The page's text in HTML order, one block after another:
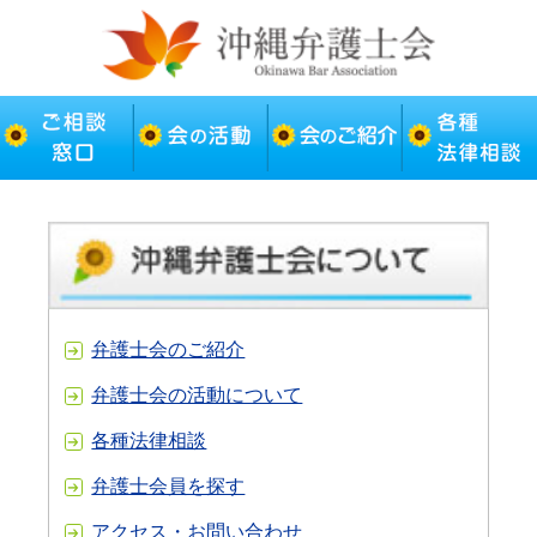
弁護士会のご紹介
弁護士会の活動について
各種法律相談
弁護士会員を探す
アクセス・お問い合わせ